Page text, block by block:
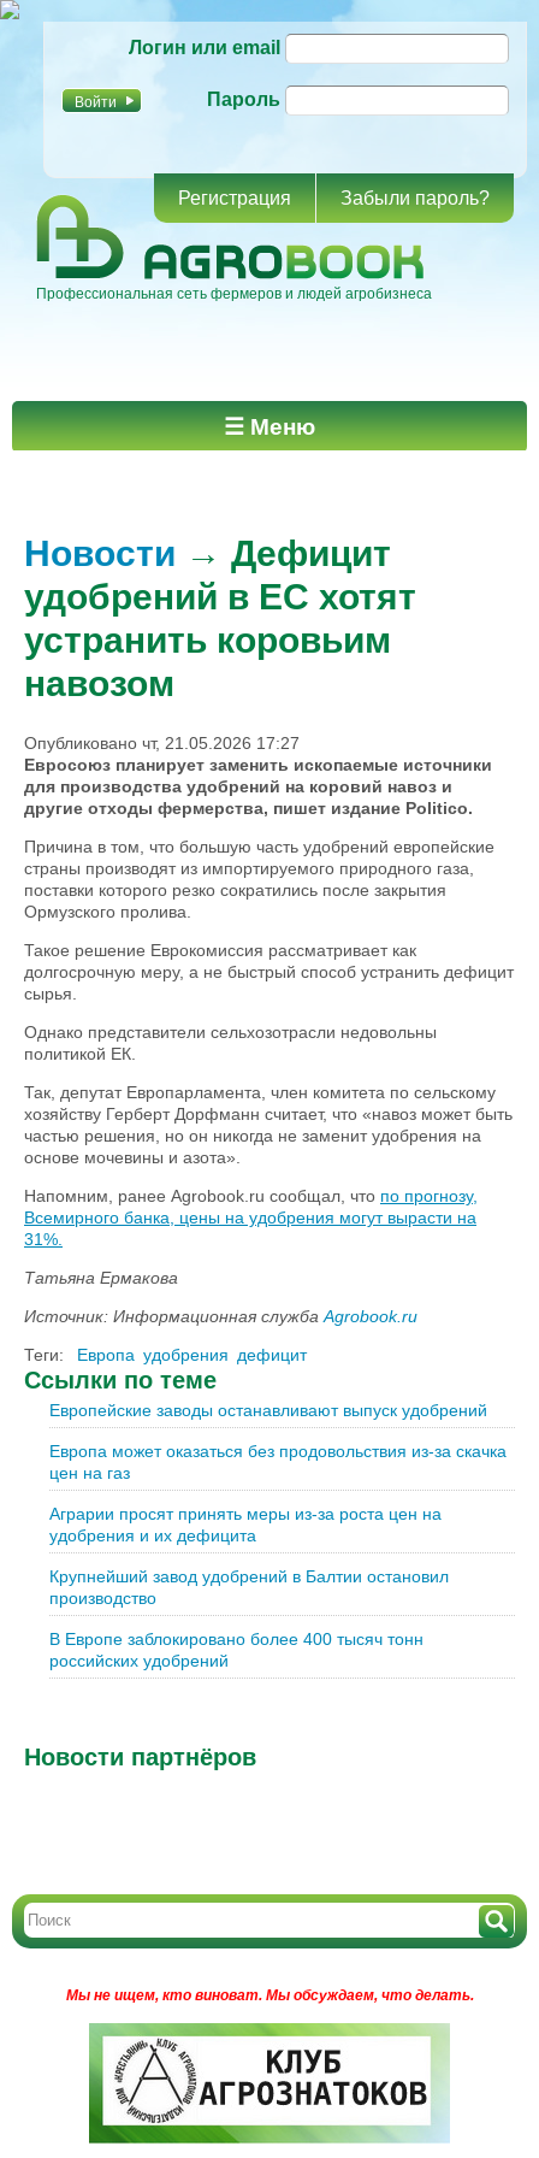
основному
Логин или email
Пароль
Регистрация Забыли пароль?
Профессиональная сеть фермеров и людей агробизнеса
Главное меню ☰ Меню
Новости → Дефицит
удобрений в ЕС хотят
устранить коровьим
навозом
Опубликовано чт, 21.05.2026 17:27
Евросоюз планирует заменить ископаемые источники
для производства удобрений на коровий навоз и
другие отходы фермерства, пишет издание Politico.
Причина в том, что большую часть удобрений европейские
страны производят из импортируемого природного газа,
поставки которого резко сократились после закрытия
Ормузского пролива.
Такое решение Еврокомиссия рассматривает как
долгосрочную меру, а не быстрый способ устранить дефицит
сырья.
Однако представители сельхозотрасли недовольны
политикой ЕК.
Так, депутат Европарламента, член комитета по сельскому
хозяйству Герберт Дорфманн считает, что «навоз может быть
частью решения, но он никогда не заменит удобрения на
основе мочевины и азота».
Напомним, ранее Agrobook.ru сообщал, что по прогнозу,
Всемирного банка, цены на удобрения могут вырасти на
31%.
Татьяна Ермакова
Источник: Информационная служба Agrobook.ru
Теги:
Европа удобрения дефицит
Ссылки по теме
Европейские заводы останавливают выпуск удобрений
Европа может оказаться без продовольствия из-за скачка
цен на газ
Аграрии просят принять меры из-за роста цен на
удобрения и их дефицита
Крупнейший завод удобрений в Балтии остановил
производство
В Европе заблокировано более 400 тысяч тонн
российских удобрений
Новости партнёров
Мы не ищем, кто виноват. Мы обсуждаем, что делать.